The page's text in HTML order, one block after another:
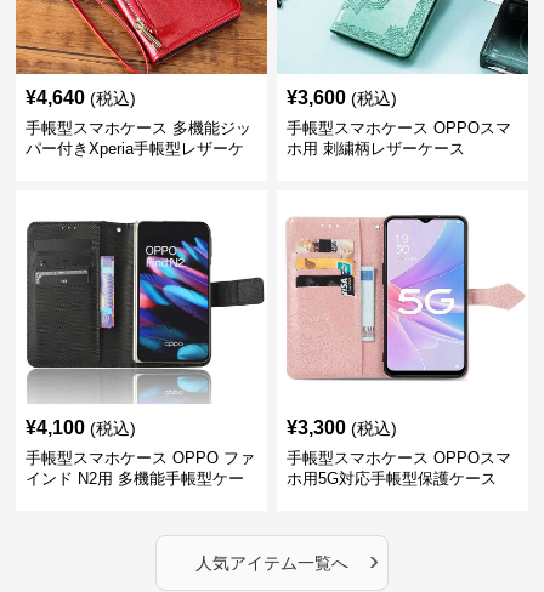
¥4,640 (税込)
手帳型スマホケース 多機能ジッ
パー付きXperia手帳型レザーケ
¥3,600 (税込)
手帳型スマホケース OPPOスマ
ホ用 刺繍柄レザーケース
¥4,100 (税込)
手帳型スマホケース OPPO ファ
インド N2用 多機能手帳型ケー
¥3,300 (税込)
手帳型スマホケース OPPOスマ
ホ用5G対応手帳型保護ケース
人気アイテム一覧へ ›